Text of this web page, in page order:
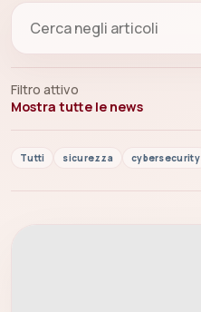
Filtro attivo
Mostra tutte le news
Tutti sicurezza cybersecurity